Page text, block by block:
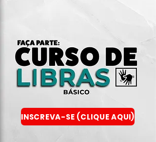
INSCREVA-SE (CLIQUE AQUI)